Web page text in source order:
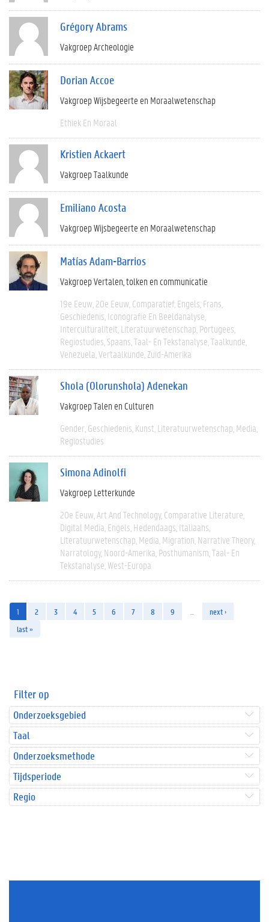
Grégory Abrams
Vakgroep Archeologie
Dorian Accoe
Vakgroep Wijsbegeerte en Moraalwetenschap
Ethiek En Moraal
Kristien Ackaert
Vakgroep Taalkunde
Emiliano Acosta
Vakgroep Wijsbegeerte en Moraalwetenschap
Matías Adam-Barrios
Vakgroep Vertalen, tolken en communicatie
19e Eeuw 20e Eeuw Comparatief Engels Frans
Geschiedenis Iconografie En Beeldanalyse
Interculturaliteit Literatuurwetenschap Portugees
Regiostudies Spaans Taal- En Tekstanalyse Taalkunde
Venezuela Vertaalkunde Zuid-Amerika
Shola (Olorunshola) Adenekan
Vakgroep Talen en Culturen
Gender Geschiedenis Kunst Literatuurwetenschap Media
Regiostudies
Simona Adinolfi
Vakgroep Letterkunde
20e Eeuw Art And Technology Comparative Literature
Digital Media Engels Hedendaags Italiaans
Literatuurwetenschap Media Migration Narrative Theory
Narratology Noord-Amerika Posthumanism Taal- En
Tekstanalyse West-Europa
1 2 3 4 5 6 7 8 9
next ›
last »
Filter op
Onderzoeksgebied
Taal
Onderzoeksmethode
Tijdsperiode
Regio